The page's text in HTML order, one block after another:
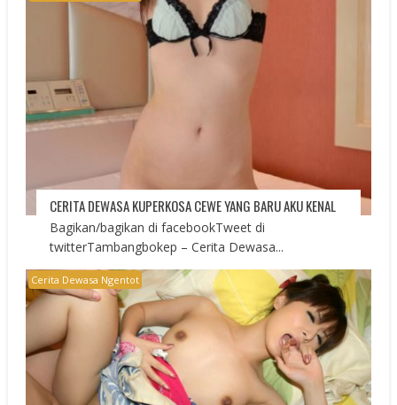
CERITA DEWASA KUPERKOSA CEWE YANG BARU AKU KENAL
Bagikan/bagikan di facebookTweet di
twitterTambangbokep – Cerita Dewasa...
Cerita Dewasa Ngentot